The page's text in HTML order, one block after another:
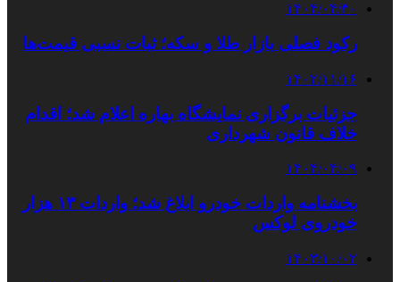
۱۴۰۴/۰۴/۳۰
رکود فصلی بازار طلا و سکه؛ ثبات نسبی قیمت‌ها
۱۴۰۲/۱۱/۱۶
جزئیات برگزاری نمایشگاه بهاره اعلام شد؛ اقدام
خلاف قانون شهرداری
۱۴۰۴/۰۴/۰۹
بخشنامه واردات خودرو ابلاغ شد؛ واردات ۱۳ هزار
خودروی لوکس
۱۴۰۳/۱۰/۰۲